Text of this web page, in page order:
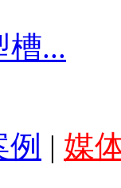
槽...
| 媒